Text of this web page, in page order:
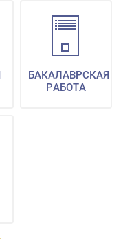
БАКАЛАВРСКАЯ
РАБОТА